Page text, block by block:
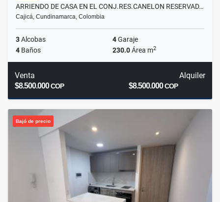
ARRIENDO DE CASA EN EL CONJ.RES.CANELON RESERVAD…
Cajicá, Cundinamarca, Colombia
3Alcobas 4Garaje
4 Baños 230.0Área m2
Venta
$8.500.000COP
Alquiler
$8.500.000COP
Bajó de precio